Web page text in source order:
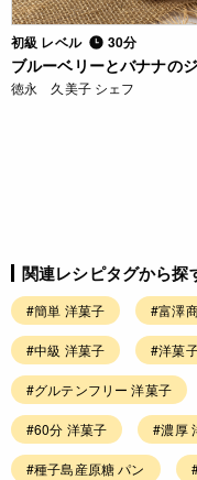
初級 レベル 30分
ブルーベリーとバナナの
徳永 久美子 シェフ
関連レシピタグから探
#簡単 洋菓子 #富澤
#中級 洋菓子 #洋菓
#グルテンフリー 洋菓子
#60分 洋菓子 #濃厚
#種子島産原糖 パン